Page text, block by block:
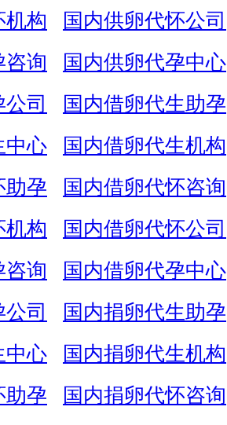
机构
国内供卵代怀公司
咨询
国内供卵代孕中心
司
国内借卵代生助孕
中心
国内借卵代生机构
助孕
国内借卵代怀咨询
机构
国内借卵代怀公司
咨询
国内借卵代孕中心
司
国内捐卵代生助孕
中心
国内捐卵代生机构
助孕
国内捐卵代怀咨询